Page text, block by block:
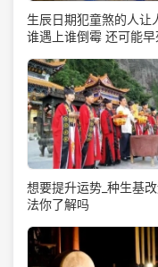
生辰日期犯童煞的人让
谁遇上谁倒霉 还可能早
想要提升运势_种生基
法你了解吗